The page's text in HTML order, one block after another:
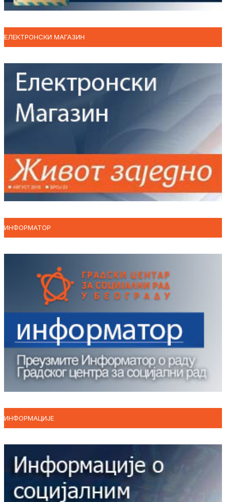
ЕЛЕКТРОНСКИ МАГАЗИН
ИНФОРМАТОР
ИНФОРМАЦИЈЕ